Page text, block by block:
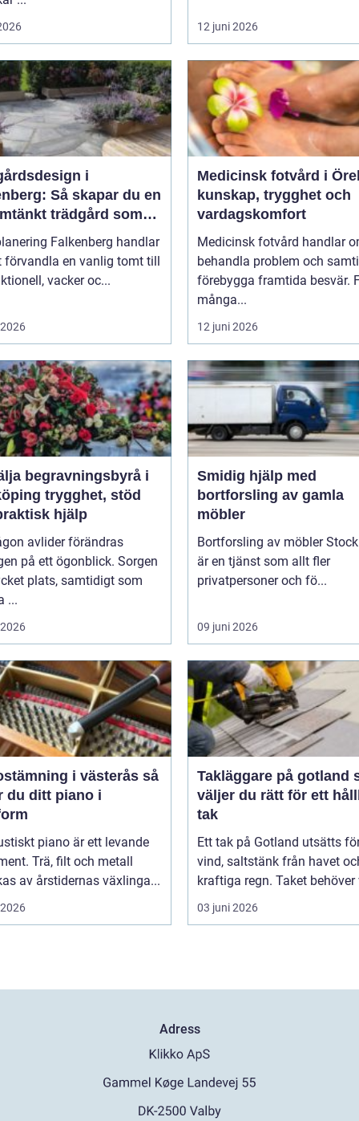
12 juni 2026
i
Så skapar du en
trädgård som
över tid
Falkenberg handlar
förvandla en vanlig tomt till
vacker oc...
Medicinsk fotvård i
kunskap, trygghet och
vardagskomfort
Medicinsk fotvård handlar
behandla problem och
förebygga framtida besvär.
många...
12 juni 2026
begravningsbyrå i
stöd
hjälp
avlider förändras
på ett ögonblick. Sorgen
plats, samtidigt som
...
Smidig hjälp med
bortforsling av gamla
möbler
Bortforsling av möbler
är en tjänst som allt fler
privatpersoner och fö...
09 juni 2026
i västerås så
du ditt piano i
piano är ett levande
Trä, filt och metall
av årstidernas växlinga...
Takläggare på gotland så
väljer du rätt för ett
tak
Ett tak på Gotland utsätts
vind, saltstänk från havet
kraftiga regn. Taket behöver
03 juni 2026
Adress